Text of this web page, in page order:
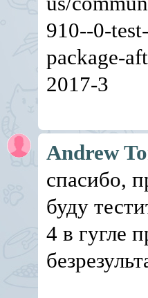
910--0-
package-
2017-3
Andrew
спасибо,
буду
4 в гугле